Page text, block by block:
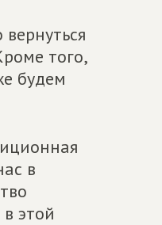
того,
будем
в
этой